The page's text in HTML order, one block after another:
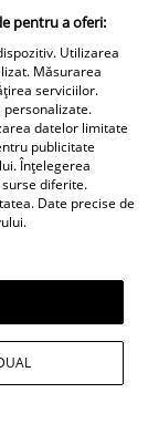
ei
a
Cojoc,
la ce
Vedeta a
a doua
pentru a oferi:
Utilizarea
Măsurarea
serviciilor.
datelor limitate
publicitate
Înțelegerea
diferite.
Date precise de